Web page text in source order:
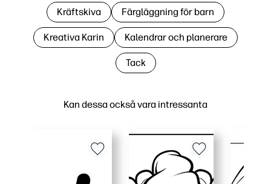
Kan dessa också vara intressanta
Kräftskiva Färgläggning för barn
Kreativa Karin Kalendrar och planerare
Tack